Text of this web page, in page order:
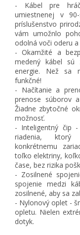
- Kábel pre
umiestnenej v
príslušenstvo
vám umožnlo
odolná voči oderu a
- Okamžité a
medený kábel sú
energie. Než sa
funkčné!
- Načítanie a
prenose súborov
Žiadne zbytočné
možnosť.
- Inteligentný čip -
riadenia, ktorý
konkrétnemu
toľko elektriny,
čase, bez rizika
- Zosilnené
spojenie medzi
zosilnené, aby sa
- Nylonový oplet -
opletu. Nielen
dotyk.